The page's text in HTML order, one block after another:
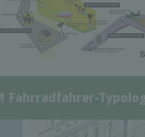
Fahrradfahrer-